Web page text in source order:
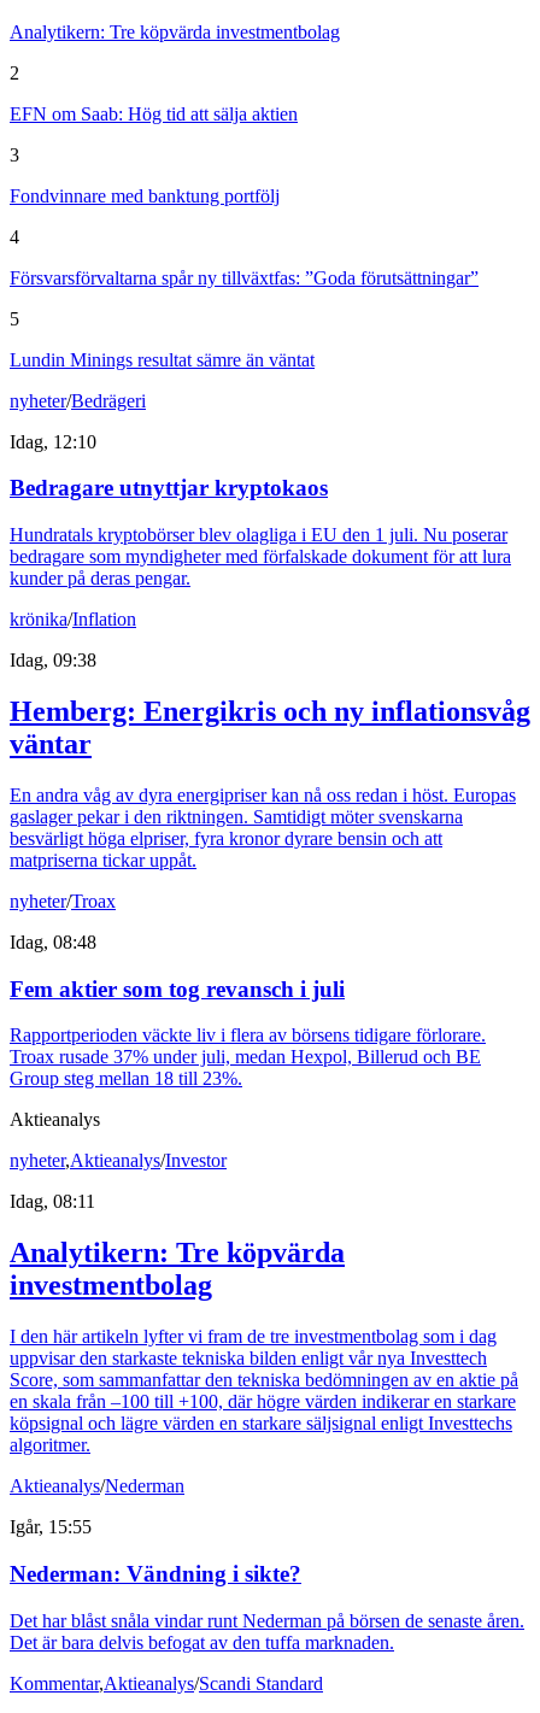
Analytikern: Tre köpvärda investmentbolag
2
EFN om Saab: Hög tid att sälja aktien
3
Fondvinnare med banktung portfölj
4
Försvarsförvaltarna spår ny tillväxtfas: ”Goda förutsättningar”
5
Lundin Minings resultat sämre än väntat
nyheter/Bedrägeri
Idag, 12:10
Bedragare utnyttjar kryptokaos
Hundratals kryptobörser blev olagliga i EU den 1 juli. Nu poserar
bedragare som myndigheter med förfalskade dokument för att lura
kunder på deras pengar.
krönika/Inflation
Idag, 09:38
Hemberg: Energikris och ny inflationsvåg
väntar
En andra våg av dyra energipriser kan nå oss redan i höst. Europas
gaslager pekar i den riktningen. Samtidigt möter svenskarna
besvärligt höga elpriser, fyra kronor dyrare bensin och att
matpriserna tickar uppåt.
nyheter/Troax
Idag, 08:48
Fem aktier som tog revansch i juli
Rapportperioden väckte liv i flera av börsens tidigare förlorare.
Troax rusade 37% under juli, medan Hexpol, Billerud och BE
Group steg mellan 18 till 23%.
Aktieanalys
nyheter,Aktieanalys/Investor
Idag, 08:11
Analytikern: Tre köpvärda
investmentbolag
I den här artikeln lyfter vi fram de tre investmentbolag som i dag
uppvisar den starkaste tekniska bilden enligt vår nya Investtech
Score, som sammanfattar den tekniska bedömningen av en aktie på
en skala från –100 till +100, där högre värden indikerar en starkare
köpsignal och lägre värden en starkare säljsignal enligt Investtechs
algoritmer.
Aktieanalys/Nederman
Igår, 15:55
Nederman: Vändning i sikte?
Det har blåst snåla vindar runt Nederman på börsen de senaste åren.
Det är bara delvis befogat av den tuffa marknaden.
Kommentar,Aktieanalys/Scandi Standard